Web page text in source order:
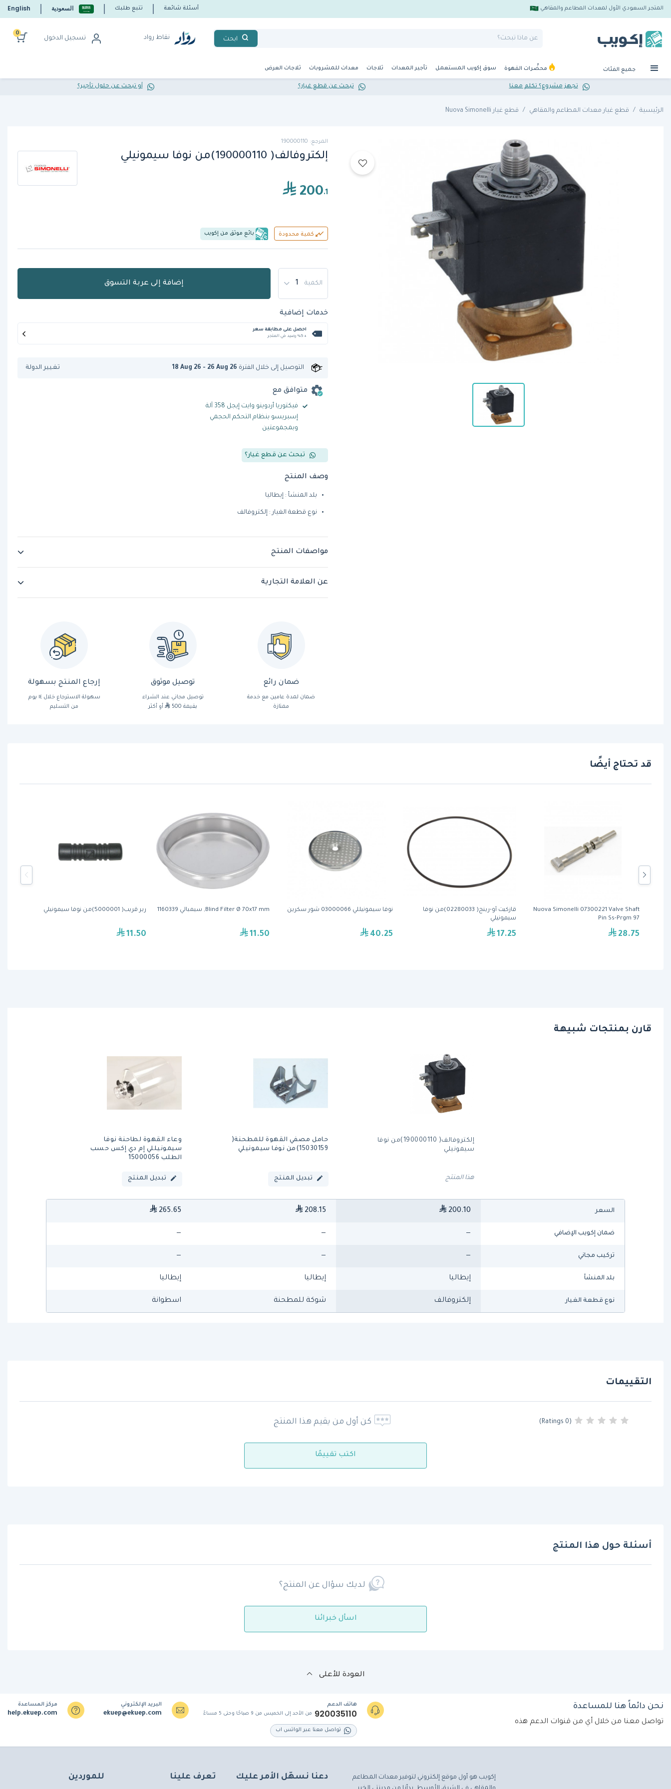
المتجر السعودي الأول لمعدات المطاعم والمقاهي أسئلة شائعة تتبع طلبك السعودية English
ابحث نقاط رواد تسجيل الدخول
0
جميع الفئات محضِّرات القهوة سوق إكويب المستعمل تأجير المعدات ثلاجات معدات للمشروبات ثلاجات العرض
تجهز مشروع؟ تكلم معنا تبحث عن قطع غيار؟ أو تبحث عن حلول تأجير؟
الرئيسية قطع غيار معدات المطاعم والمقاهي قطع غيار Nuova Simonelli
المرجع: 190000110
إلكتروفالف( 190000110)من نوفا سيمونيلي
200.1
كمية محدودة بائع موثق من إكويب
الكمية إضافة إلى عربة التسوق
خدمات إضافية
احصل على مطابقة سعر
+ %5 رصيد في المتجر
التوصيل إلى خلال الفترة 18 Aug 26 - 26 Aug 26 تغيير الدولة
متوافق مع
فيكتوريا أردوينو وايت إيجل 358 آلة
إسبريسو بنظام التحكم الحجمي
وبمجموعتين
تبحث عن قطع غيار؟
وصف المنتج
بلد المنشأ : إيطاليا
نوع قطعة الغيار : إلكتروفالف
مواصفات المنتج
عن العلامة التجارية
ضمان رائع
ضمان لمدة عامين مع خدمة
ممتازة
توصيل موثوق
توصيل مجاني عند الشراء
بقيمة 500
أو أكثر
إرجاع المنتج بسهولة
سهولة الاسترجاع خلال ١٤ يوم
من التسليم
قد تحتاج أيضًا
ربر قريب( 5000001)من نوفا سيمونيلي
11.50
Blind Filter Ø 70x17 mm, سيمبالي 1160339
11.50
نوفا سيمونيللي 03000066 شور سكرين
40.25
قازكيت أو-رينج( 02280033)من نوفا
سيمونيلي
17.25
Nuova Simonelli 07300221 Valve Shaft
Pin Ss-Prgm 97
28.75
قارن بمنتجات شبيهة
إلكتروفالف( 190000110)من نوفا
سيمونيلي
هذا المنتج
حامل مصفي القهوة للمطحنة(
15030159)من نوفا سيمونيلي
تبديل المنتج
وعاء القهوة لطاحنة نوفا
سيمونيللي إم دي إكس حسب
الطلب 15000056
تبديل المنتج
السعر 200.10
208.15
265.65
ضمان إكويب الإضافي —
—
—
تركيب مجاني —
—
—
بلد المنشأ إيطاليا إيطاليا إيطاليا
نوع قطعة الغيار إلكتروفالف شوكة للمطحنة اسطوانة
التقييمات
(0 Ratings) كن أول من يقيم هذا المنتج
اكتب تقييمًا
أسئلة حول هذا المنتج
لديك سؤال عن المنتج؟
اسأل خبرائنا
العودة للأعلى
نحن دائماً هنا للمساعدة
تواصل معنا من خلال أي من قنوات الدعم هذه
هاتف الدعم
920035110 من الأحد إلى الخميس من 9 صباحًا وحتى 5 مساءً
تواصل معنا عبر الواتس اب
البريد الإلكتروني
ekuep@ekuep.com
مركز المساعدة
help.ekuep.com
إكويب هو أول موقع إلكتروني لتوفير معدات المطاعم
دعنا نسهّل الأمر عليك تعرف علينا للموردين